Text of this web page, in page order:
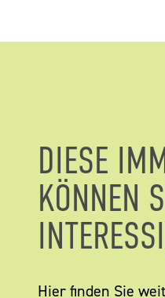
DIESE
KÖNNEN
Hier finden Sie